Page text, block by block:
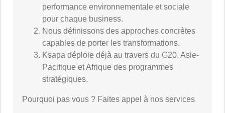
performance environnementale et sociale
pour chaque business.
Nous définissons des approches concrètes
capables de porter les transformations.
Ksapa déploie déjà au travers du G20, Asie-
Pacifique et Afrique des programmes
stratégiques.
Pourquoi pas vous ? Faites appel à nos services